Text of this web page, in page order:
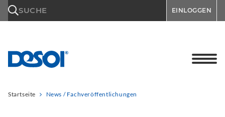
SUCHE EINLOGGEN
Startseite News / Fachveröffentlichungen